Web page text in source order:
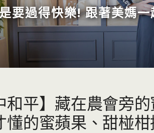
要過得快樂! 跟著美媽
和平】藏在農會旁
懂的蜜蘋果、甜椪